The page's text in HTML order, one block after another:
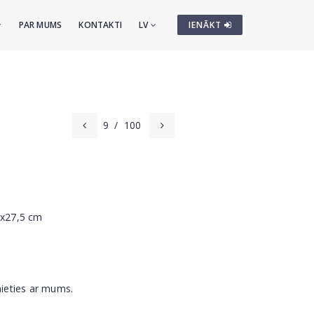
IENĀKT
PAR MUMS KONTAKTI LV
9 / 100
cm
ar mums.